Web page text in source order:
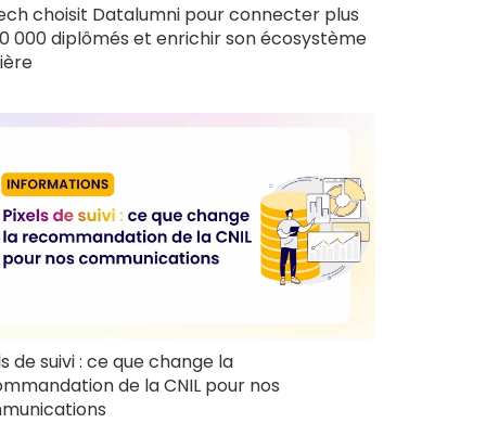
choisit Datalumni pour connecter plus
000 diplômés et enrichir son écosystème
de suivi : ce que change la
de la CNIL pour nos